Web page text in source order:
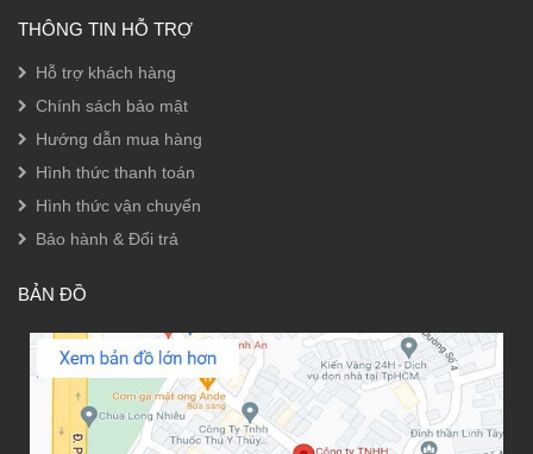
THÔNG TIN HỖ TRỢ
Hỗ trợ khách hàng
Chính sách bảo mật
Hướng dẫn mua hàng
Hình thức thanh toán
Hình thức vận chuyển
Bảo hành & Đổi trả
BẢN ĐỒ